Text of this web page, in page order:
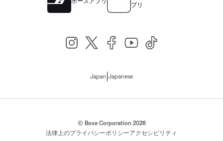
プリ
Japan Japanese
© Bose Corporation 2026
法律上のプライバシーポリシーアクセシビリティ